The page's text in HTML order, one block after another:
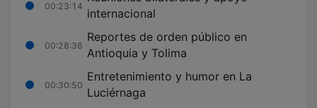
00:23:14
internacional
00:28:36
Reportes de orden público en
Antioquia y Tolima
00:30:50
Entretenimiento y humor en La
Luciérnaga